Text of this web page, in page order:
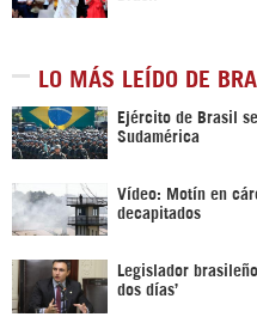
LO MÁS LEÍDO DE
Ejército de Brasil
Sudamérica
Vídeo: Motín en
decapitados
Legislador
dos días’